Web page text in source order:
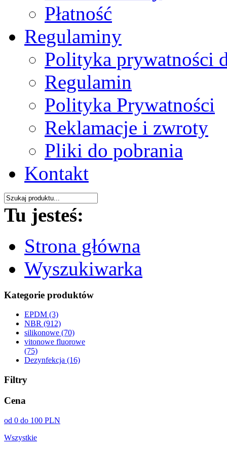
Płatność
Regulaminy
Polityka prywatności
Regulamin
Polityka Prywatności
Reklamacje i zwroty
Pliki do pobrania
Kontakt
Tu jesteś:
Strona główna
Wyszukiwarka
Kategorie produktów
EPDM (3)
NBR (912)
silikonowe (70)
vitonowe fluorowe
(75)
Dezynfekcja (16)
Filtry
Cena
od 0 do 100 PLN
Wszystkie